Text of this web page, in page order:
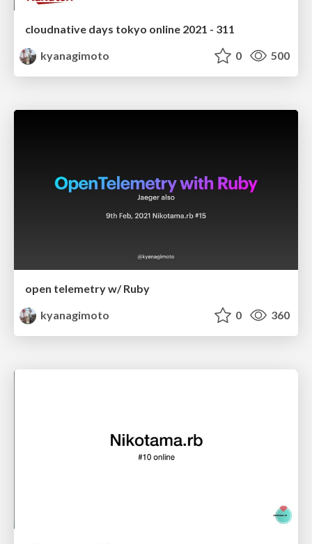
cloudnative days tokyo online 2021 - 311
kyanagimoto
0 500
open telemetry w/ Ruby
kyanagimoto
0 360